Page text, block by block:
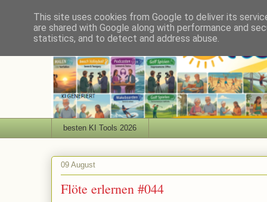
besten KI Tools 2026
09 August
Flöte erlernen #044
This site uses cookies from Google to deliver its
are shared with Google along with performance and
statistics, and to detect and address abuse.